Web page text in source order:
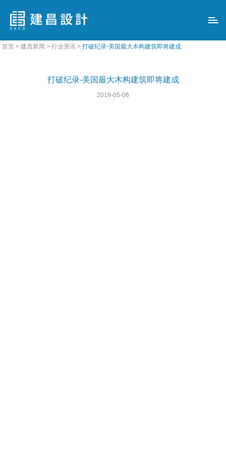
首页 >建昌新闻 >行业资讯 >打破纪录-美国最大木构建筑即将建成
打破纪录-美国最大木构建筑即将建成
2019-05-06